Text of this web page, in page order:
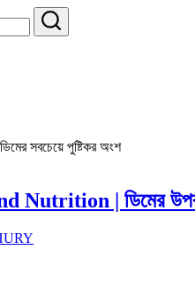
খুঁজুন
Nutrition | ডিমের